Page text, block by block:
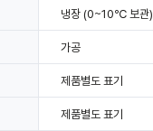
냉장 (0~10℃ 보관)
가공
제품별도 표기
제품별도 표기